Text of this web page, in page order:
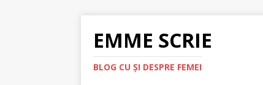
EMME SCRIE
BLOG CU ȘI DESPRE FEMEI